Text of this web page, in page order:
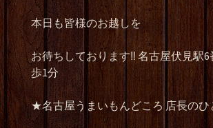
本日も皆様のお越しを
お待ちしております‼️ 名古屋伏見駅
歩1分
★名古屋うまいもんどころ 店長のひ